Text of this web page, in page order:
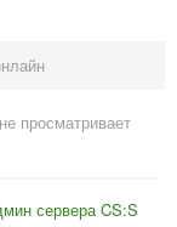
просматривает
сервера CS:S